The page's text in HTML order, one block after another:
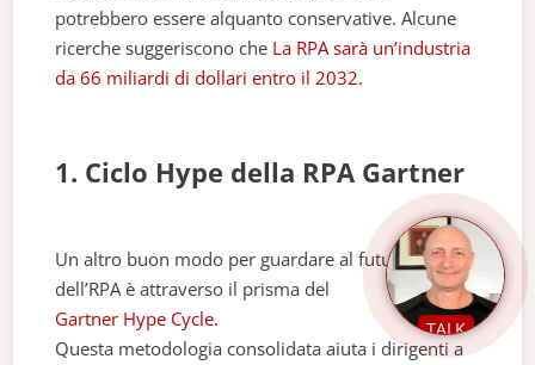
potrebbero essere alquanto conservative. Alcune
ricerche suggeriscono che La RPA sarà un’industria
da 66 miliardi di dollari entro il 2032.
1. Ciclo Hype della RPA Gartner
Un altro buon modo per guardare al futuro
dell’RPA è attraverso il prisma del
Gartner Hype Cycle.
Questa metodologia consolidata aiuta i dirigenti a
TALK